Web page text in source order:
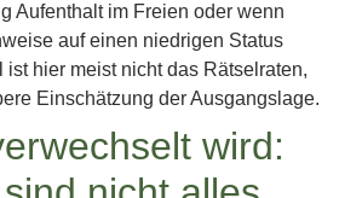
Aufenthalt im Freien oder wenn
auf einen niedrigen Status
hier meist nicht das Rätselraten,
Einschätzung der Ausgangslage.
wird: